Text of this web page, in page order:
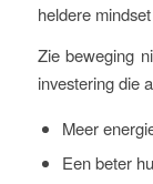
heldere
Zie beweging
investering die
Meer
Een beter